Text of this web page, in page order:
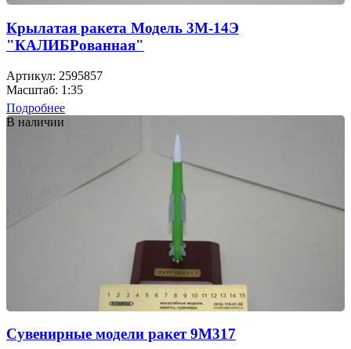
Крылатая ракета Модель 3М-14Э
"КАЛИБРованная"
Артикул: 2595857
Масштаб: 1:35
Подробнее
В наличии
Сувенирные модели ракет 9М317